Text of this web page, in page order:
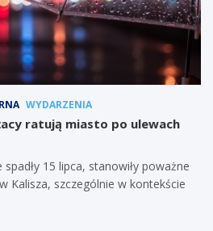
WYDARZENIA
ratują miasto po ulewach
15 lipca, stanowiły poważne
Kalisza, szczególnie w kontekście